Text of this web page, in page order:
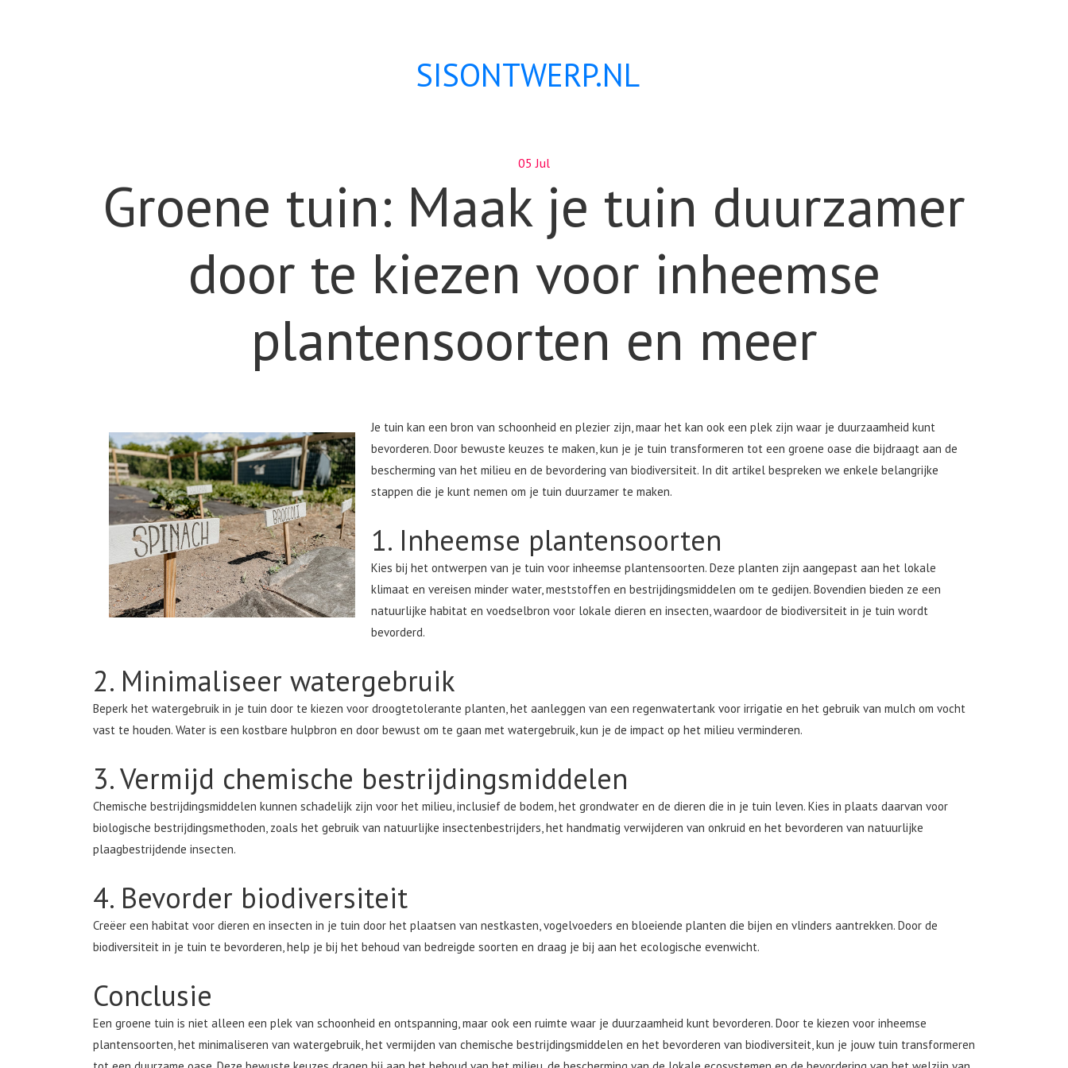
SISONTWERP.NL
05 Jul
Groene tuin: Maak je tuin duurzamer
door te kiezen voor inheemse
plantensoorten en meer
Je tuin kan een bron van schoonheid en plezier zijn, maar het kan ook een plek zijn waar je duurzaamheid kunt
bevorderen. Door bewuste keuzes te maken, kun je je tuin transformeren tot een groene oase die bijdraagt aan de
bescherming van het milieu en de bevordering van biodiversiteit. In dit artikel bespreken we enkele belangrijke
stappen die je kunt nemen om je tuin duurzamer te maken.
1. Inheemse plantensoorten
Kies bij het ontwerpen van je tuin voor inheemse plantensoorten. Deze planten zijn aangepast aan het lokale
klimaat en vereisen minder water, meststoffen en bestrijdingsmiddelen om te gedijen. Bovendien bieden ze een
natuurlijke habitat en voedselbron voor lokale dieren en insecten, waardoor de biodiversiteit in je tuin wordt
bevorderd.
2. Minimaliseer watergebruik
Beperk het watergebruik in je tuin door te kiezen voor droogtetolerante planten, het aanleggen van een regenwatertank voor irrigatie en het gebruik van mulch om vocht
vast te houden. Water is een kostbare hulpbron en door bewust om te gaan met watergebruik, kun je de impact op het milieu verminderen.
3. Vermijd chemische bestrijdingsmiddelen
Chemische bestrijdingsmiddelen kunnen schadelijk zijn voor het milieu, inclusief de bodem, het grondwater en de dieren die in je tuin leven. Kies in plaats daarvan voor
biologische bestrijdingsmethoden, zoals het gebruik van natuurlijke insectenbestrijders, het handmatig verwijderen van onkruid en het bevorderen van natuurlijke
plaagbestrijdende insecten.
4. Bevorder biodiversiteit
Creëer een habitat voor dieren en insecten in je tuin door het plaatsen van nestkasten, vogelvoeders en bloeiende planten die bijen en vlinders aantrekken. Door de
biodiversiteit in je tuin te bevorderen, help je bij het behoud van bedreigde soorten en draag je bij aan het ecologische evenwicht.
Conclusie
Een groene tuin is niet alleen een plek van schoonheid en ontspanning, maar ook een ruimte waar je duurzaamheid kunt bevorderen. Door te kiezen voor inheemse
plantensoorten, het minimaliseren van watergebruik, het vermijden van chemische bestrijdingsmiddelen en het bevorderen van biodiversiteit, kun je jouw tuin transformeren